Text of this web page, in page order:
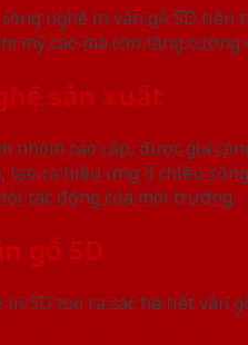
nghệ in vân gỗ 5D tiên
mỹ cao mà còn tăng
sản xuất
nhôm cao cấp, được gia
ra hiệu ứng 3 chiều
tác động của môi trường.
gỗ 5D
in 5D tạo ra các họa tiết